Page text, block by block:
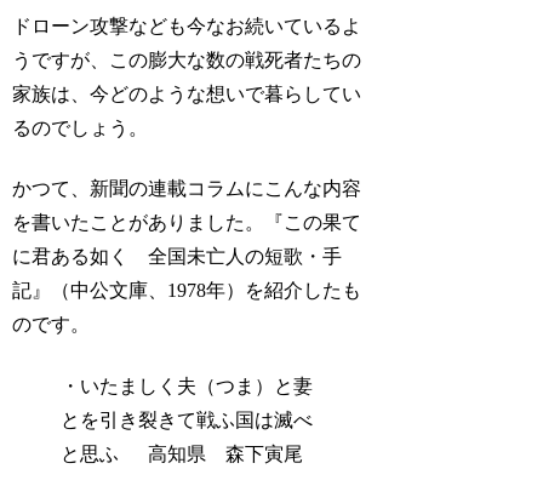
ドローン攻撃なども今なお続いているよ
うですが、この膨大な数の戦死者たちの
家族は、今どのような想いで暮らしてい
るのでしょう。
かつて、新聞の連載コラムにこんな内容
を書いたことがありました。『この果て
に君ある如く 全国未亡人の短歌・手
記』（中公文庫、1978年）を紹介したも
のです。
・いたましく夫（つま）と妻
とを引き裂きて戦ふ国は滅べ
と思ふ 高知県 森下寅尾